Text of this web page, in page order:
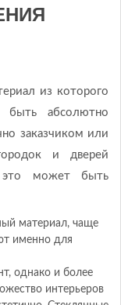
из которого
быть абсолютно
заказчиком или
и дверей
это может быть
материал, чаще
именно для
однако и более
интерьеров